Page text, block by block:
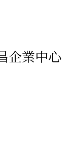
企業中心